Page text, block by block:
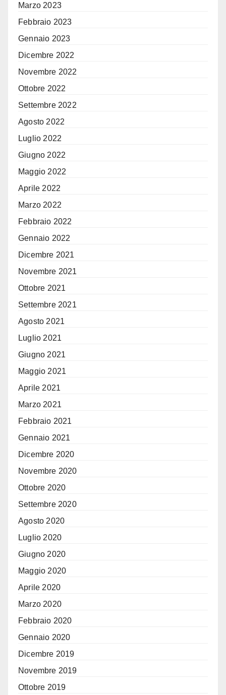
Marzo 2023
Febbraio 2023
Gennaio 2023
Dicembre 2022
Novembre 2022
Ottobre 2022
Settembre 2022
Agosto 2022
Luglio 2022
Giugno 2022
Maggio 2022
Aprile 2022
Marzo 2022
Febbraio 2022
Gennaio 2022
Dicembre 2021
Novembre 2021
Ottobre 2021
Settembre 2021
Agosto 2021
Luglio 2021
Giugno 2021
Maggio 2021
Aprile 2021
Marzo 2021
Febbraio 2021
Gennaio 2021
Dicembre 2020
Novembre 2020
Ottobre 2020
Settembre 2020
Agosto 2020
Luglio 2020
Giugno 2020
Maggio 2020
Aprile 2020
Marzo 2020
Febbraio 2020
Gennaio 2020
Dicembre 2019
Novembre 2019
Ottobre 2019